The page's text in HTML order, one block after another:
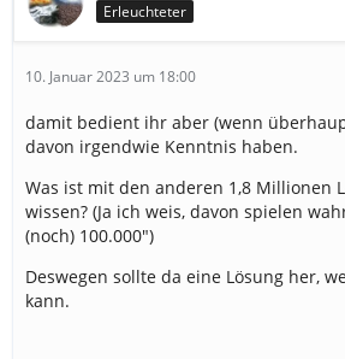
Erleuchteter
10. Januar 2023 um 18:00
damit bedient ihr aber (wenn
davon irgendwie Kenntnis haben.
Was ist mit den anderen 1,8 Millionen
wissen? (Ja ich weis, davon spielen
(noch) 100.000")
Deswegen sollte da eine Lösung her,
kann.